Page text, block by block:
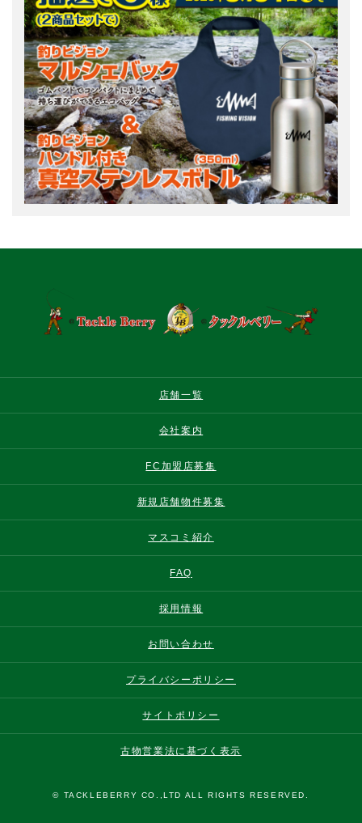
店舗一覧
会社案内
FC加盟店募集
新規店舗物件募集
マスコミ紹介
FAQ
採用情報
お問い合わせ
プライバシーポリシー
サイトポリシー
古物営業法に基づく表示
© TACKLEBERRY CO.,LTD ALL RIGHTS RESERVED.